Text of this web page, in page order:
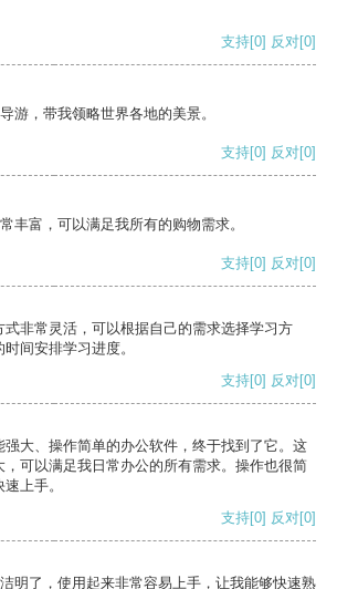
支持[0] 反对[0]
游，带我领略世界各地的美景。
支持[0] 反对[0]
丰富，可以满足我所有的购物需求。
支持[0] 反对[0]
非常灵活，可以根据自己的需求选择学习方
间安排学习进度。
支持[0] 反对[0]
大、操作简单的办公软件，终于找到了它。这
可以满足我日常办公的所有需求。操作也很简
上手。
支持[0] 反对[0]
明了，使用起来非常容易上手，让我能够快速熟